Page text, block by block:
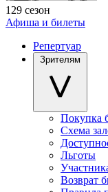
129 сезон
Афиша и билеты
Репертуар
Зрителям
Покупка
Схема
Льготы
Возврат